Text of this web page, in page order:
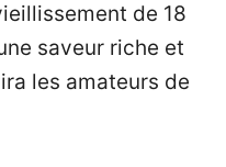
de 18
saveur riche et
les amateurs de